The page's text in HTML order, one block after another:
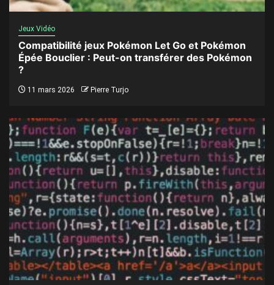
Jeux Vidéo
Compatibilité jeux Pokémon Let Go et Pokémon
Épée Bouclier : Peut-on transférer des Pokémon
?
11 mars 2026 Pierre Turjo